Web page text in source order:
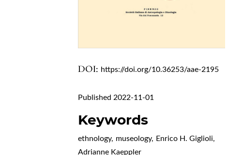
DOI: https://doi.org/10.36253/aae-2195
Published 2022-11-01
Keywords
ethnology, museology, Enrico H. Giglioli,
Adrianne Kaeppler